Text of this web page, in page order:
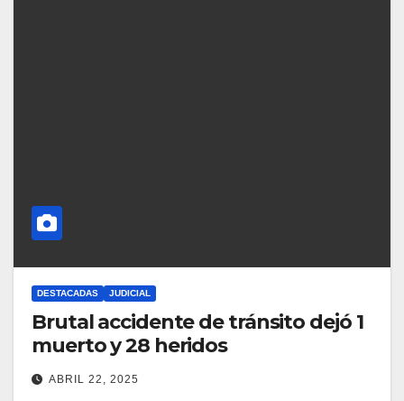
DESTACADAS JUDICIAL
Brutal accidente de tránsito dejó 1
muerto y 28 heridos
ABRIL 22, 2025